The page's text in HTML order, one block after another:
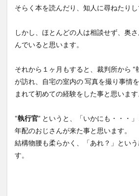
そらく本を読んだり、知人に尋ねたりし
しかし、ほとんどの人は相談せず、奥
んでいると思います。
それから１ヶ月もすると、裁判所から “
が訪れ、自宅の室内の 写真を撮り事情
まれて初めての経験をした事と思います
“執行官” というと、「いかにも・・・」
年配のおじさんが来た事と思います。
結構物腰も柔らかく、「あれ？」とい
す。